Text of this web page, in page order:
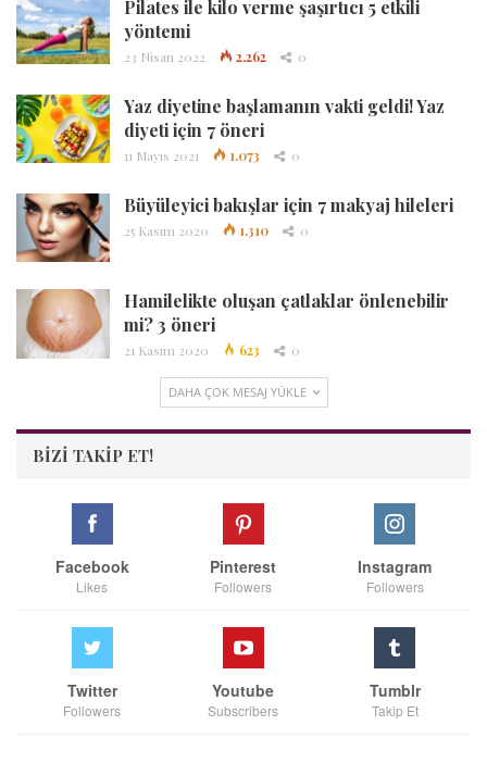
Pilates ile kilo verme şaşırtıcı 5 etkili
yöntemi
23 Nisan 2022 2.262 0
Yaz diyetine başlamanın vakti geldi! Yaz
diyeti için 7 öneri
11 Mayıs 2021 1.073 0
Büyüleyici bakışlar için 7 makyaj hileleri
25 Kasım 2020 1.310 0
Hamilelikte oluşan çatlaklar önlenebilir
mi? 3 öneri
21 Kasım 2020 623 0
DAHA ÇOK MESAJ YÜKLE
BIZI TAKIP ET!
Facebook
Likes
Pinterest
Followers
Instagram
Followers
Twitter
Followers
Youtube
Subscribers
Tumblr
Takip Et